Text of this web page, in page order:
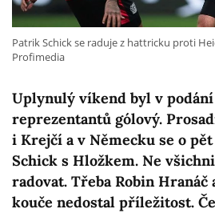
Uplynulý víkend byl v
reprezentantů gólový.
i Krejčí a v Německu se o
Schick s Hložkem. Ne
radovat. Třeba Robin Hranáč
kouče nedostal příležitost.
Patrik Schick se raduje z hattricku proti
Profimedia